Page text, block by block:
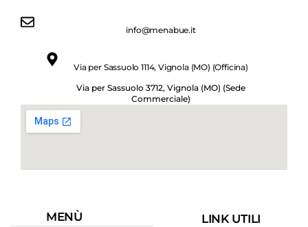
info@menabue.it
Via per Sassuolo 1114, Vignola (MO) (Officina)
Via per Sassuolo 3712, Vignola (MO) (Sede
Commerciale)
MENÙ LINK UTILI